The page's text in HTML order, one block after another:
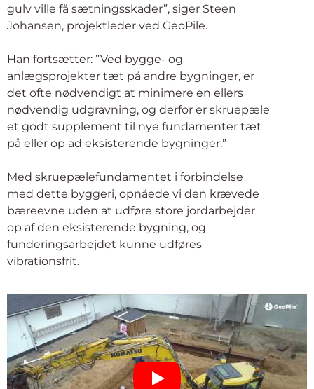
gulv ville få sætningsskader”, siger Steen
Johansen, projektleder ved GeoPile.
Han fortsætter: ”Ved bygge- og
anlægsprojekter tæt på andre bygninger, er
det ofte nødvendigt at minimere en ellers
nødvendig udgravning, og derfor er skruepæle
et godt supplement til nye fundamenter tæt
på eller op ad eksisterende bygninger.”
Med skruepælefundamentet i forbindelse
med dette byggeri, opnåede vi den krævede
bæreevne uden at udføre store jordarbejder
op af den eksisterende bygning, og
funderingsarbejdet kunne udføres
vibrationsfrit.